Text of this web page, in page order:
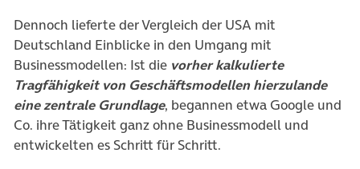
Dennoch lieferte der Vergleich der USA mit
Deutschland Einblicke in den Umgang mit
Businessmodellen: Ist die vorher kalkulierte
Tragfähigkeit von Geschäftsmodellen hierzulande
eine zentrale Grundlage, begannen etwa Google und
Co. ihre Tätigkeit ganz ohne Businessmodell und
entwickelten es Schritt für Schritt.